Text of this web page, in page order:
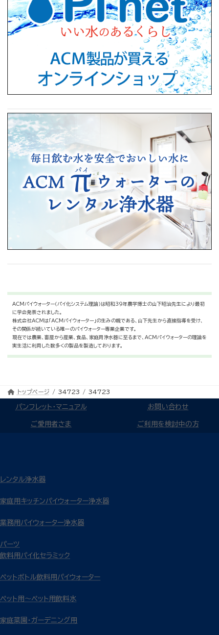
ACMパイウォーター（パイ化システム理論）は昭和39年農学博士の山下昭治先生により最初
に学会発表されました。
株式会社ACMは「ACMパイウォーター」の生みの親である、山下先生から直接指導を受け、
その関係が続いている唯一のパイウォーター専業企業です。
現在では農業、畜産から産業、食品、家庭用浄水器に至るまで、ACMパイウォーターの理論を
実生活に利用した数多くの製品を製造しております。
トップページ 34723 34723
パンフレット・マニュアル お問い合わせ
ご愛用者さま ご利用を検討中の方
レンタル浄水器
家庭用キッチンパイウォーター浄水器
業務用パイウォーター浄水器
パーツ
飲料用パイ化セラミック
ペットボトル飲料用パイウォーター
ペット用～ペット用飲料水
家庭菜園・ガーデニング用